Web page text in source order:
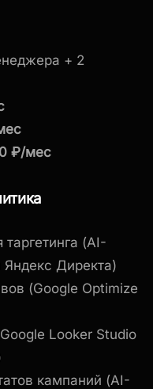
+ 2
₽/мес
(AI-
Директа)
(Google Optimize
Looker Studio
кампаний (AI-